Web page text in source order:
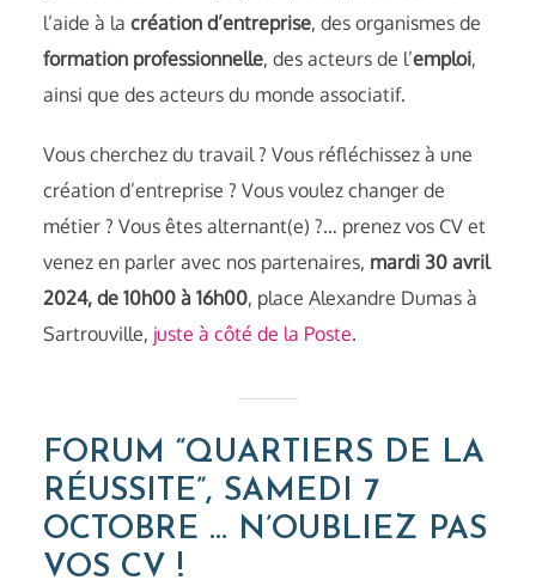
l’aide à la création d’entreprise, des organismes de
formation professionnelle, des acteurs de l’emploi,
ainsi que des acteurs du monde associatif.
Vous cherchez du travail ? Vous réfléchissez à une
création d’entreprise ? Vous voulez changer de
métier ? Vous êtes alternant(e) ?… prenez vos CV et
venez en parler avec nos partenaires, mardi 30 avril
2024, de 10h00 à 16h00, place Alexandre Dumas à
Sartrouville, juste à côté de la Poste.
FORUM “QUARTIERS DE LA
RÉUSSITE”, SAMEDI 7
OCTOBRE … N’OUBLIEZ PAS
VOS CV !